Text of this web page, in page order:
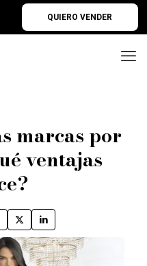
QUIERO VENDER
marcas por
ventajas